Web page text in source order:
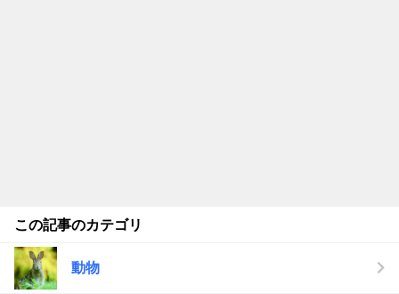
この記事のカテゴリ
動物